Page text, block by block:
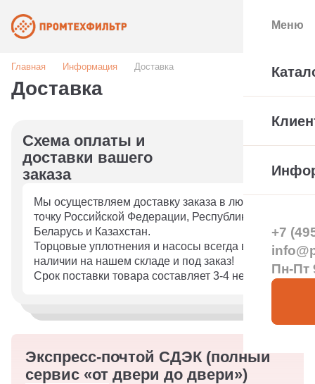
Главная Информация Доставка
Доставка
Cхема оплаты и
доставки вашего
заказа
Мы осуществляем доставку заказа в любую
точку Российской Федерации, Республики
Беларусь и Казахстан.
Торцовые уплотнения и насосы всегда в
наличии на нашем складе и под заказ!
Срок поставки товара составляет 3-4 недели.
Экспресс-почтой СДЭК (полный
сервис «от двери до двери»)
Меню
+7
Пн-Пт